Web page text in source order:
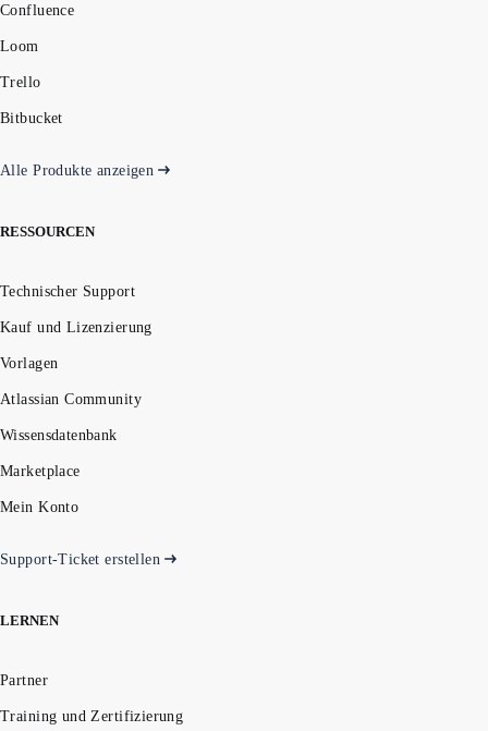
Confluence
Loom
Trello
Bitbucket
Alle Produkte anzeigen
RESSOURCEN
Technischer Support
Kauf und Lizenzierung
Vorlagen
Atlassian Community
Wissensdatenbank
Marketplace
Mein Konto
Support-Ticket erstellen
LERNEN
Partner
Training und Zertifizierung